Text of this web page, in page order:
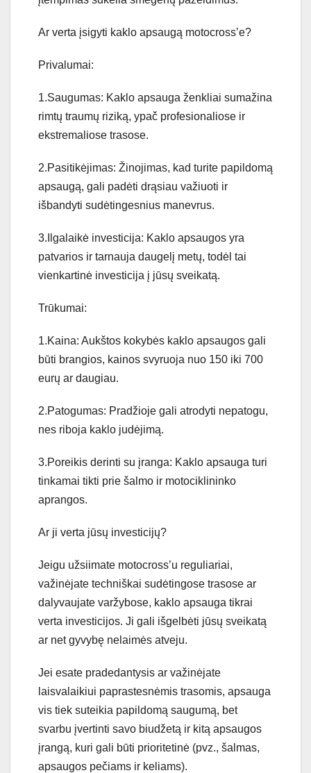
Ar verta įsigyti kaklo apsaugą motocross’e?
Privalumai:
1.Saugumas: Kaklo apsauga ženkliai sumažina
rimtų traumų riziką, ypač profesionaliose ir
ekstremaliose trasose.
2.Pasitikėjimas: Žinojimas, kad turite papildomą
apsaugą, gali padėti drąsiau važiuoti ir
išbandyti sudėtingesnius manevrus.
3.Ilgalaikė investicija: Kaklo apsaugos yra
patvarios ir tarnauja daugelį metų, todėl tai
vienkartinė investicija į jūsų sveikatą.
Trūkumai:
1.Kaina: Aukštos kokybės kaklo apsaugos gali
būti brangios, kainos svyruoja nuo 150 iki 700
eurų ar daugiau.
2.Patogumas: Pradžioje gali atrodyti nepatogu,
nes riboja kaklo judėjimą.
3.Poreikis derinti su įranga: Kaklo apsauga turi
tinkamai tikti prie šalmo ir motociklininko
aprangos.
Ar ji verta jūsų investicijų?
Jeigu užsiimate motocross’u reguliariai,
važinėjate techniškai sudėtingose trasose ar
dalyvaujate varžybose, kaklo apsauga tikrai
verta investicijos. Ji gali išgelbėti jūsų sveikatą
ar net gyvybę nelaimės atveju.
Jei esate pradedantysis ar važinėjate
laisvalaikiui paprastesnėmis trasomis, apsauga
vis tiek suteikia papildomą saugumą, bet
svarbu įvertinti savo biudžetą ir kitą apsaugos
įrangą, kuri gali būti prioritetinė (pvz., šalmas,
apsaugos pečiams ir keliams).